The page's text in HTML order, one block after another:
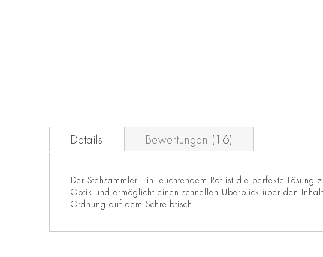
Details
Der Stehsammler in leuchtendem Rot ist die perfekte Lösung
Optik und ermöglicht einen schnellen Überblick über den
Ordnung auf dem Schreibtisch.
Bewertungen 16